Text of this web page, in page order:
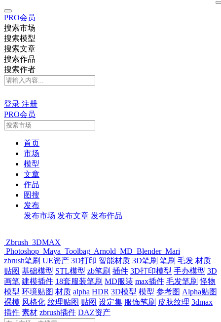
PRO会员
搜索市场
搜索模型
搜索文章
搜索作品
搜索作者
登录 注册
PRO会员
首页
市场
模型
文章
作品
图搜
发布
发布市场 发布文章 发布作品
Zbrush 3DMAX
Photoshop Maya Toolbag Arnold MD Blender Mari
zbrush笔刷 UE资产 3D打印 智能材质 3D笔刷 笔刷 毛发 材质
贴图 基础模型 STL模型 zb笔刷 插件 3D打印模型 手办模型 3D
画笔 建模插件 18套服装笔刷 MD服装 max插件 毛发笔刷 怪物
模型 环境贴图 材质 alpha HDR 3D模型 模型 参考图 Alpha贴图
裸模 风格化 纹理贴图 贴图 设定集 服饰笔刷 皮肤纹理 3dmax
插件 素材 zbrush插件 DAZ资产